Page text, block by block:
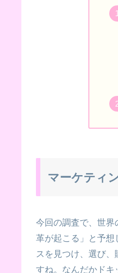
マーケティ
今回の調査で、世界
革が起こる」と予
スを見つけ、選び
すね。なんだかドキ